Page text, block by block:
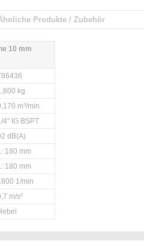
Produkte / Zubehör
10 mm
kg
m³/min
4" IG BSPT
dB(A)
180 mm
180 mm
1/min
m/s²